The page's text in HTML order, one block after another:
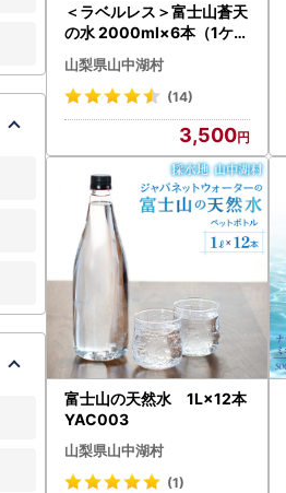
＜ラベルレス＞富士山蒼天
の水 2000ml×6本（1ケー
ス） YAK001 ミネラル
ウォーター 水
山梨県山中湖村
(14)
3,500
富士山の天然水 1L×12本
YAC003
山梨県山中湖村
(1)